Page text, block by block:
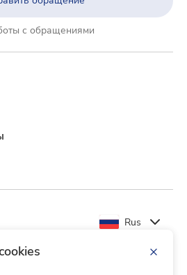
с обращениями
Rus